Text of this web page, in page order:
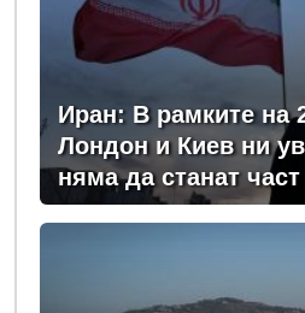
Иран: В рамките на
Лондон и Киев ни
няма да станат